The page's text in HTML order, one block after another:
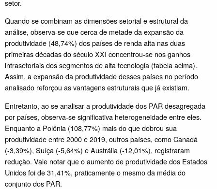
setor.
Quando se combinam as dimensões setorial e estrutural da
análise, observa-se que cerca de metade da expansão da
produtividade (48,74%) dos países de renda alta nas duas
primeiras décadas do século XXI concentrou-se nos ganhos
intrasetoriais dos segmentos de alta tecnologia (tabela acima).
Assim, a expansão da produtividade desses países no período
analisado reforçou as vantagens estruturais que já existiam.
Entretanto, ao se analisar a produtividade dos PAR desagregada
por países, observa-se significativa heterogeneidade entre eles.
Enquanto a Polônia (108,77%) mais do que dobrou sua
produtividade entre 2000 e 2019, outros países, como Canadá
(-3,39%), Suíça (-5,64%) e Austrália (-12,01%), registraram
redução. Vale notar que o aumento de produtividade dos Estados
Unidos foi de 31,41%, praticamente o mesmo da média do
conjunto dos PAR.